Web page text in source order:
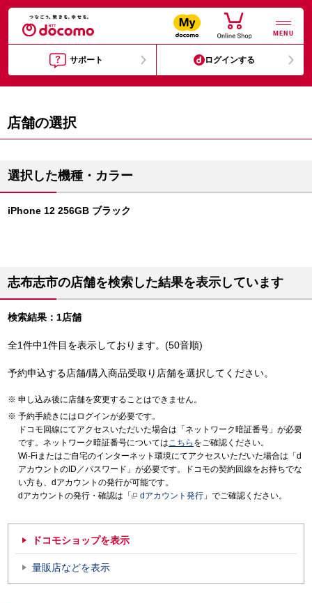
MENU
サポート ログインする
店舗の選択
選択した機種・カラー
iPhone 12 256GB ブラック
志布志市の店舗を検索した結果を表示しています
検索結果：1店舗
全1件中1件目を表示しております。(50音順)
予約申込する店舗/購入商品受取り店舗を選択してください。
申し込み後に店舗を変更することはできません。
予約手続きにはログインが必要です。
ドコモ回線にてアクセスいただいた場合は「ネットワーク暗証番号」が必要
です。ネットワーク暗証番号についてはこちら をご確認ください。
Wi-Fiまたはご自宅のインターネット環境にてアクセスいただいた場合は「d
アカウントのID／パスワード」が必要です。ドコモの契約回線をお持ちでな
い方も、dアカウントの発行が可能です。
dアカウントの発行・確認は「
dアカウント発行 」でご確認ください。
ドコモショップを表示
量販店などを表示